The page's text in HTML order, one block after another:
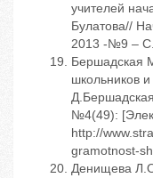
учителей
Булатова//
2013 -№9 –
Бершадская
школьников
№4(49):
http://
gramotnost-
Денищева